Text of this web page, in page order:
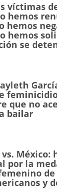
víctimas
hemos
hemos
hemos
se
que no
bailar
México:
por la
de
y